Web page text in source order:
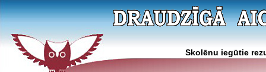
Skolēnu iegūtie